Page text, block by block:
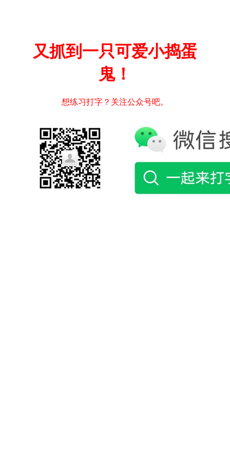
又抓到一只可爱小捣蛋
鬼！
想练习打字？关注公众号吧。